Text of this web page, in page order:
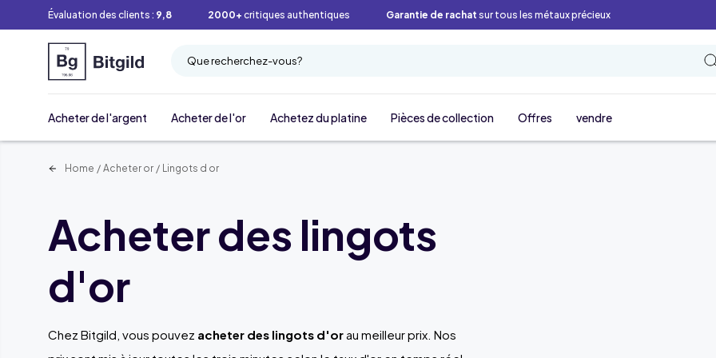
Évaluation des clients : 9,8 2000+ critiques authentiques Garantie de rachat sur tous les métaux précieux
Que recherchez-vous?
Acheter de l'argent Acheter de l'or Achetez du platine Pièces de collection Offres vendre
Home / Acheter or / Lingots d or
Acheter des lingots
d'or
Chez Bitgild, vous pouvez acheter des lingots d'orau meilleur prix. Nos